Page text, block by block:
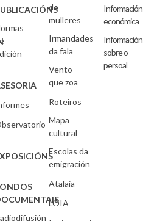
de
mulleres
Irmandades
da fala
Vento
que zoa
Roteiros
Mapa
cultural
Escolas da
emigración
Atalaia
LOIA
Información
económica
Información
sobre o
persoal